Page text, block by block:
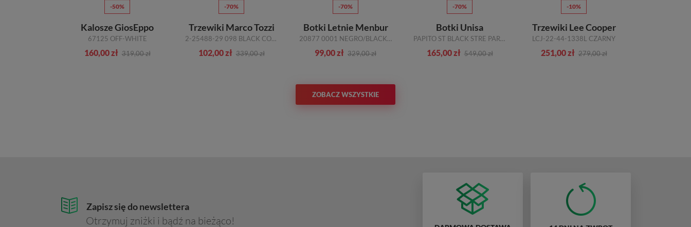
-50%
Kalosze GiosEppo
67125 OFF-WHITE
160,00 zł 319,00 zł
-70%
Trzewiki Marco Tozzi
2-25488-29 098 BLACK COMB
102,00 zł 339,00 zł
-70%
Botki Letnie Menbur
20877 0001 NEGRO/BLACK CZARNY
99,00 zł 329,00 zł
-70%
Botki Unisa
PAPITO ST BLACK STRE PARIS CZARNY SKÓRA
165,00 zł 549,00 zł
-10%
Trzewiki Lee Cooper
LCJ-22-44-1338L CZARNY
251,00 zł 279,00 zł
ZOBACZ WSZYSTKIE
Zapisz się do newslettera
Otrzymuj zniżki i bądź na bieżąco!